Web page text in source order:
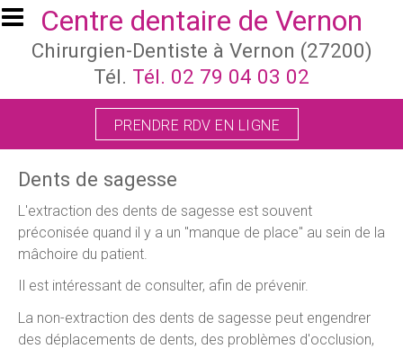
Aller au contenu principal
Centre dentaire de Vernon
Chirurgien-Dentiste à Vernon (27200)
Tél. Tél. 02 79 04 03 02
PRENDRE RDV EN LIGNE
Dents de sagesse
L'extraction des dents de sagesse est souvent
préconisée quand il y a un "manque de place" au sein de la
mâchoire du patient.
Il est intéressant de consulter, afin de prévenir.
La non-extraction des dents de sagesse peut engendrer
des déplacements de dents, des problèmes d'occlusion,